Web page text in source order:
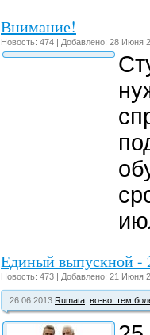
Внимание!
Новость: 474 | Добавлено: 28 Июня
Единый выпускной -
Новость: 473 | Добавлено: 21 Июня
26.06.2013 Rumata: во-во. тем